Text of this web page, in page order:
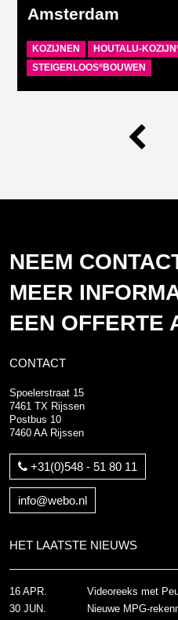
Amsterdam
KOZIJNEN HOUTALU-KOZIJN
STEIGERLOOS®BOUWEN
NEEM
MEER
EEN OFFERTE
CONTACT
Spoelerstraat 15
7461 TX Rijssen
Postbus 10
7460 AA Rijssen
+31(0)548 - 51 80 11
info@webo.nl
HET LAATSTE NIEUWS
Videoreeks met
16 APR.
Nieuwe MPG-
30 JUN.